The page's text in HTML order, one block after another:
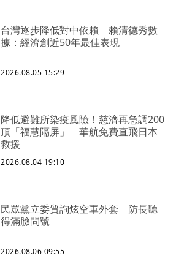
台灣逐步降低對中依賴 賴清德秀數
據：經濟創近50年最佳表現
2026.08.05 15:29
降低避難所染疫風險！慈濟再急調200
頂「福慧隔屏」 華航免費直飛日本
救援
2026.08.04 19:10
民眾黨立委質詢炫空軍外套 防長聽
得滿臉問號
2026.08.06 09:55